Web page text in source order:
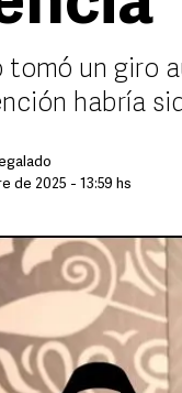
tomó un giro
habría
de 2025 - 13:59 hs